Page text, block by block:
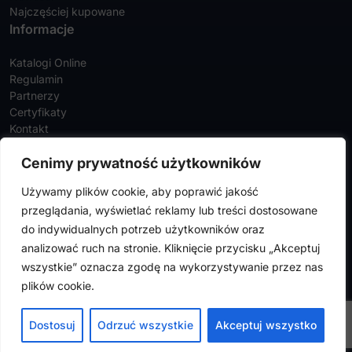
Cenimy prywatność użytkowników
Używamy plików cookie, aby poprawić jakość
przeglądania, wyświetlać reklamy lub treści dostosowane
do indywidualnych potrzeb użytkowników oraz
analizować ruch na stronie. Kliknięcie przycisku „Akceptuj
wszystkie” oznacza zgodę na wykorzystywanie przez nas
plików cookie.
Dostosuj Odrzuć wszystkie Akceptuj wszystko
Najczęściej kupowane
Informacje
Katalogi Online
Regulamin
Partnerzy
Certyfikaty
Kontakt
Zamówienia
Adresy
FalconMedical © 2024. Wszystkie prawa zastrzeżone |
prywatności|Polityka cookies
Design byVENTI